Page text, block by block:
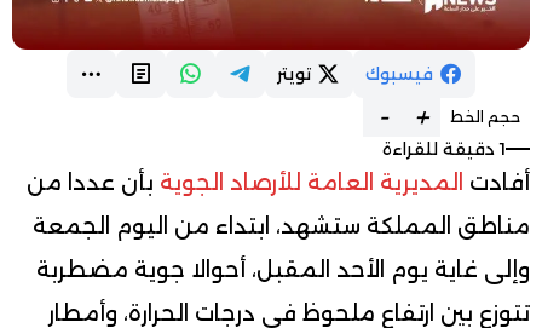
فيسبوك تويتر
حجم الخط +
-
1 دقيقة للقراءة
أفادت المديرية العامة للأرصاد الجوية بأن عددا من
مناطق المملكة ستشهد، ابتداء من اليوم الجمعة
وإلى غاية يوم الأحد المقبل، أحوالا جوية مضطربة
تتوزع بين ارتفاع ملحوظ في درجات الحرارة، وأمطار